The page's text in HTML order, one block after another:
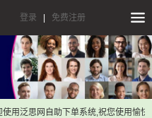
登录 免费注册
泛思网自助下单系统,祝您使用愉快！